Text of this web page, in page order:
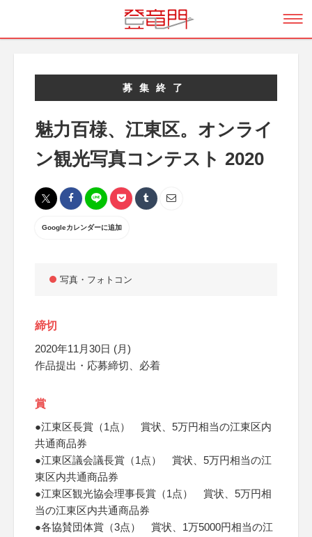
募集終了
魅力百様、江東区。オンライ
ン観光写真コンテスト 2020
Googleカレンダーに追加
写真・フォトコン
締切
2020年11月30日 (月)
作品提出・応募締切、必着
賞
●江東区長賞（1点） 賞状、5万円相当の江東区内
共通商品券
●江東区議会議長賞（1点） 賞状、5万円相当の江
東区内共通商品券
●江東区観光協会理事長賞（1点） 賞状、5万円相
当の江東区内共通商品券
●各協賛団体賞（3点） 賞状、1万5000円相当の江